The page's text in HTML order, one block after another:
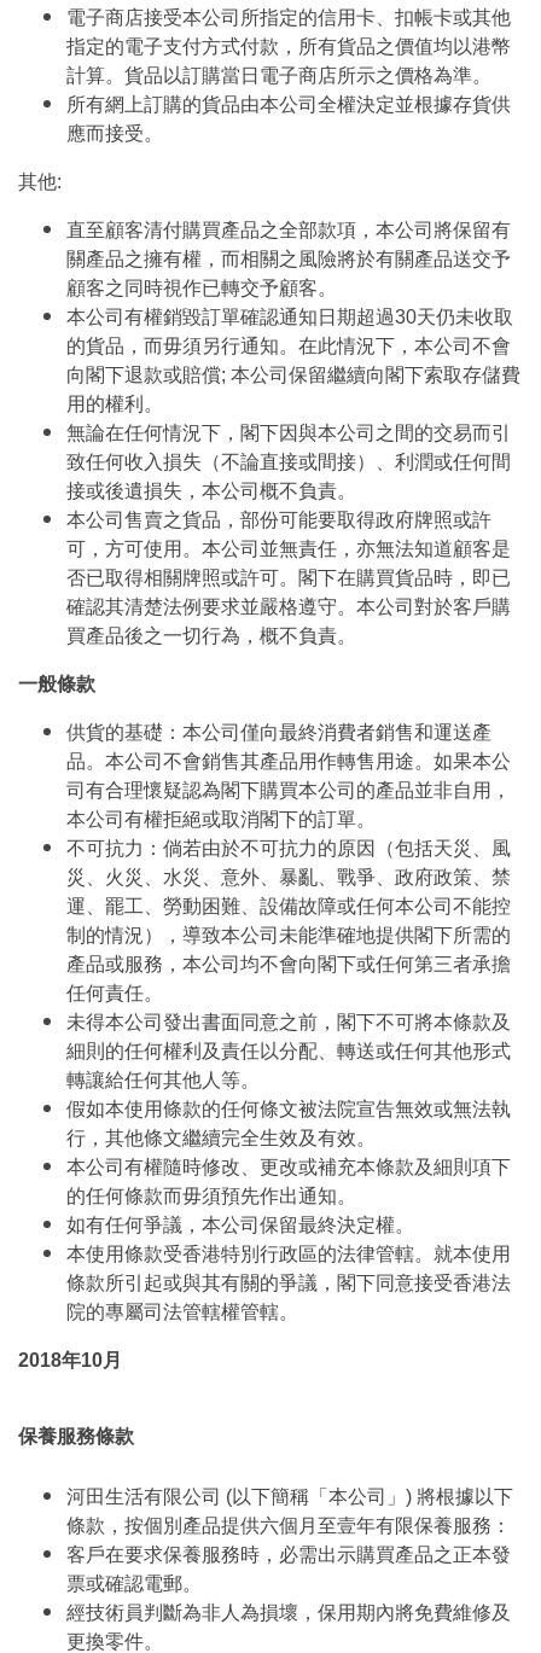
電子商店接受本公司所指定的信用卡、扣帳卡或其他
指定的電子支付方式付款，所有貨品之價值均以港幣
計算。貨品以訂購當日電子商店所示之價格為準。
所有網上訂購的貨品由本公司全權決定並根據存貨供
應而接受。
其他:
直至顧客清付購買產品之全部款項，本公司將保留有
關產品之擁有權，而相關之風險將於有關產品送交予
顧客之同時視作已轉交予顧客。
本公司有權銷毀訂單確認通知日期超過30天仍未收取
的貨品，而毋須另行通知。在此情況下，本公司不會
向閣下退款或賠償; 本公司保留繼續向閣下索取存儲費
用的權利。
無論在任何情況下，閣下因與本公司之間的交易而引
致任何收入損失（不論直接或間接）、利潤或任何間
接或後遺損失，本公司概不負責。
本公司售賣之貨品，部份可能要取得政府牌照或許
可，方可使用。本公司並無責任，亦無法知道顧客是
否已取得相關牌照或許可。閣下在購買貨品時，即已
確認其清楚法例要求並嚴格遵守。本公司對於客戶購
買產品後之一切行為，概不負責。
一般條款
供貨的基礎：本公司僅向最終消費者銷售和運送產
品。本公司不會銷售其產品用作轉售用途。如果本公
司有合理懷疑認為閣下購買本公司的產品並非自用，
本公司有權拒絕或取消閣下的訂單。
不可抗力：倘若由於不可抗力的原因（包括天災、風
災、火災、水災、意外、暴亂、戰爭、政府政策、禁
運、罷工、勞動困難、設備故障或任何本公司不能控
制的情況），導致本公司未能準確地提供閣下所需的
產品或服務，本公司均不會向閣下或任何第三者承擔
任何責任。
未得本公司發出書面同意之前，閣下不可將本條款及
細則的任何權利及責任以分配、轉送或任何其他形式
轉讓給任何其他人等。
假如本使用條款的任何條文被法院宣告無效或無法執
行，其他條文繼續完全生效及有效。
本公司有權隨時修改、更改或補充本條款及細則項下
的任何條款而毋須預先作出通知。
如有任何爭議，本公司保留最終決定權。
本使用條款受香港特別行政區的法律管轄。就本使用
條款所引起或與其有關的爭議，閣下同意接受香港法
院的專屬司法管轄權管轄。
2018年10月
保養服務條款
河田生活有限公司 (以下簡稱「本公司」) 將根據以下
條款，按個別產品提供六個月至壹年有限保養服務：
客戶在要求保養服務時，必需出示購買產品之正本發
票或確認電郵。
經技術員判斷為非人為損壞，保用期內將免費維修及
更換零件。